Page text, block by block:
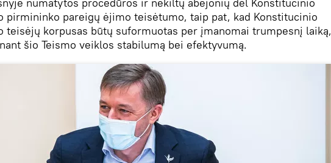
pirmininko pareigų ėjimo teisėtumo, taip pat, kad Konstitucinio
teisėjų korpusas būtų suformuotas per įmanomai trumpesnį laiką,
šio Teismo veiklos stabilumą bei efektyvumą.